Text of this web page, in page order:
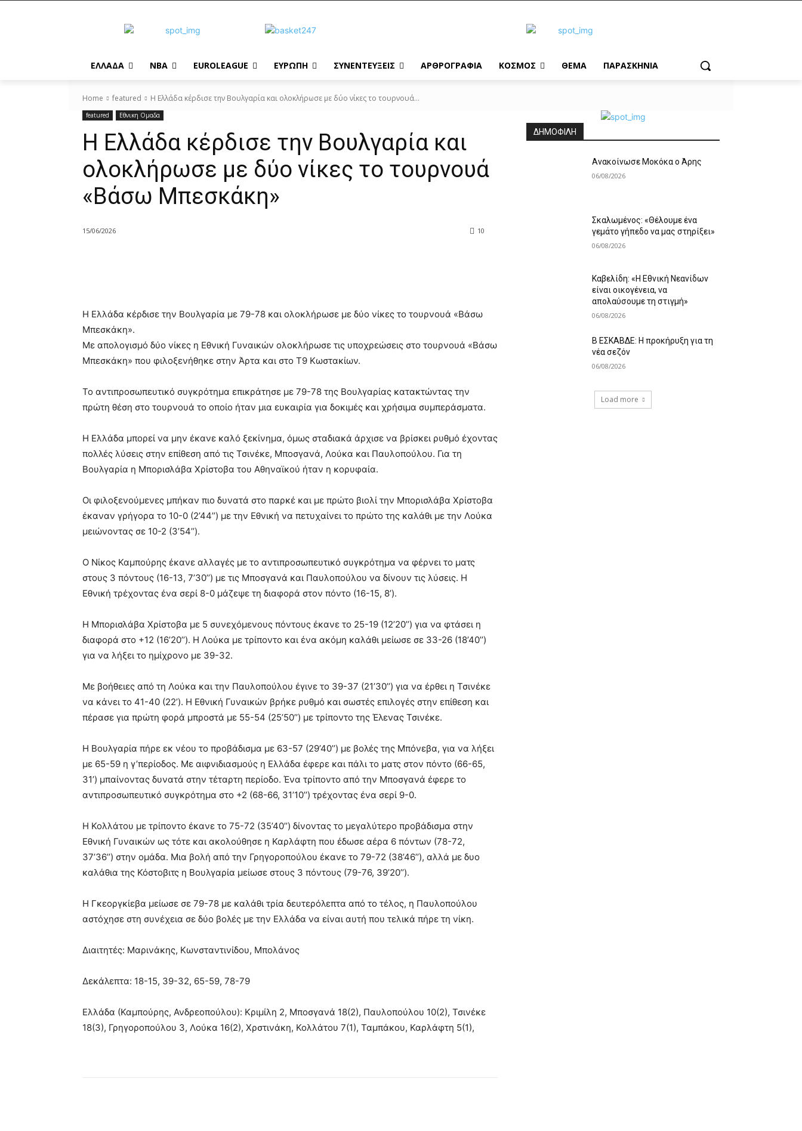
EΛΛΑΔΑ NBA ΕUROLEAGUE ΕΥΡΩΠΗ ΣΥΝΕΝΤΕΥΞΕΙΣ ΑΡΘΡΟΓΡΑΦΙΑ ΚΟΣΜΟΣ ΘΕΜΑ ΠΑΡΑΣΚΗΝΙΑ
Home featured Η Ελλάδα κέρδισε την Βουλγαρία και ολοκλήρωσε με δύο νίκες το τουρνουά...
featured Εθνικη Ομαδα
Η Ελλάδα κέρδισε την Βουλγαρία και
ολοκλήρωσε με δύο νίκες το τουρνουά
«Βάσω Μπεσκάκη»
15/06/2026 10
Η Ελλάδα κέρδισε την Βουλγαρία με 79-78 και ολοκλήρωσε με δύο νίκες το τουρνουά «Βάσω
Μπεσκάκη».
Με απολογισμό δύο νίκες η Εθνική Γυναικών ολοκλήρωσε τις υποχρεώσεις στο τουρνουά «Βάσω
Μπεσκάκη» που φιλοξενήθηκε στην Άρτα και στο Τ9 Κωστακίων.
Το αντιπροσωπευτικό συγκρότημα επικράτησε με 79-78 της Βουλγαρίας κατακτώντας την
πρώτη θέση στο τουρνουά το οποίο ήταν μια ευκαιρία για δοκιμές και χρήσιμα συμπεράσματα.
Η Ελλάδα μπορεί να μην έκανε καλό ξεκίνημα, όμως σταδιακά άρχισε να βρίσκει ρυθμό έχοντας
πολλές λύσεις στην επίθεση από τις Τσινέκε, Μποσγανά, Λούκα και Παυλοπούλου. Για τη
Βουλγαρία η Μπορισλάβα Χρίστοβα του Αθηναϊκού ήταν η κορυφαία.
Οι φιλοξενούμενες μπήκαν πιο δυνατά στο παρκέ και με πρώτο βιολί την Μπορισλάβα Χρίστοβα
έκαναν γρήγορα το 10-0 (2’44’’) με την Εθνική να πετυχαίνει το πρώτο της καλάθι με την Λούκα
μειώνοντας σε 10-2 (3’54’’).
Ο Νίκος Καμπούρης έκανε αλλαγές με το αντιπροσωπευτικό συγκρότημα να φέρνει το ματς
στους 3 πόντους (16-13, 7’30’’) με τις Μποσγανά και Παυλοπούλου να δίνουν τις λύσεις. Η
Εθνική τρέχοντας ένα σερί 8-0 μάζεψε τη διαφορά στον πόντο (16-15, 8’).
Η Μπορισλάβα Χρίστοβα με 5 συνεχόμενους πόντους έκανε το 25-19 (12’20’’) για να φτάσει η
διαφορά στο +12 (16’20’’). Η Λούκα με τρίποντο και ένα ακόμη καλάθι μείωσε σε 33-26 (18’40’’)
για να λήξει το ημίχρονο με 39-32.
Με βοήθειες από τη Λούκα και την Παυλοπούλου έγινε το 39-37 (21’30’’) για να έρθει η Τσινέκε
να κάνει το 41-40 (22’). Η Εθνική Γυναικών βρήκε ρυθμό και σωστές επιλογές στην επίθεση και
πέρασε για πρώτη φορά μπροστά με 55-54 (25’50’’) με τρίποντο της Έλενας Τσινέκε.
Η Βουλγαρία πήρε εκ νέου το προβάδισμα με 63-57 (29’40’’) με βολές της Μπόνεβα, για να λήξει
με 65-59 η γ’περίοδος. Με αιφνιδιασμούς η Ελλάδα έφερε και πάλι το ματς στον πόντο (66-65,
31’) μπαίνοντας δυνατά στην τέταρτη περίοδο. Ένα τρίποντο από την Μποσγανά έφερε το
αντιπροσωπευτικό συγκρότημα στο +2 (68-66, 31’10’’) τρέχοντας ένα σερί 9-0.
Η Κολλάτου με τρίποντο έκανε το 75-72 (35’40’’) δίνοντας το μεγαλύτερο προβάδισμα στην
Εθνική Γυναικών ως τότε και ακολούθησε η Καρλάφτη που έδωσε αέρα 6 πόντων (78-72,
37’36’’) στην ομάδα. Μια βολή από την Γρηγοροπούλου έκανε το 79-72 (38’46’’), αλλά με δυο
καλάθια της Κόστοβιτς η Βουλγαρία μείωσε στους 3 πόντους (79-76, 39’20’’).
Η Γκεοργκίεβα μείωσε σε 79-78 με καλάθι τρία δευτερόλεπτα από το τέλος, η Παυλοπούλου
αστόχησε στη συνέχεια σε δύο βολές με την Ελλάδα να είναι αυτή που τελικά πήρε τη νίκη.
Διαιτητές: Μαρινάκης, Κωνσταντινίδου, Μπολάνος
Δεκάλεπτα: 18-15, 39-32, 65-59, 78-79
Ελλάδα (Καμπούρης, Ανδρεοπούλου): Κριμίλη 2, Μποσγανά 18(2), Παυλοπούλου 10(2), Τσινέκε
18(3), Γρηγοροπούλου 3, Λούκα 16(2), Χρστινάκη, Κολλάτου 7(1), Ταμπάκου, Καρλάφτη 5(1),
ΔΗΜΟΦΙΛΗ
Ανακοίνωσε Μοκόκα ο Άρης
06/08/2026
Σκαλωμένος: «Θέλουμε ένα
γεμάτο γήπεδο να μας στηρίξει»
06/08/2026
Καβελίδη: «Η Εθνική Νεανίδων
είναι οικογένεια, να
απολαύσουμε τη στιγμή»
06/08/2026
Β ΕΣΚΑΒΔΕ: Η προκήρυξη για τη
νέα σεζόν
06/08/2026
Load more